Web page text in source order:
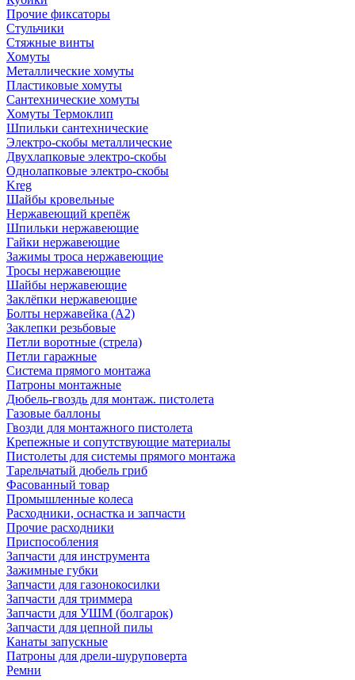
Прочие фиксаторы
Стульчики
Стяжные винты
Хомуты
Металлические хомуты
Пластиковые хомуты
Сантехнические хомуты
Хомуты Термоклип
Шпильки сантехнические
Электро-скобы металлические
Двухлапковые электро-скобы
Однолапковые электро-скобы
Kreg
Шайбы кровельные
Нержавеющий крепёж
Шпильки нержавеющие
Гайки нержавеющие
Зажимы троса нержавеющие
Тросы нержавеющие
Шайбы нержавеющие
Заклёпки нержавеющие
Болты нержавейка (А2)
Заклепки резьбовые
Петли воротные (стрела)
Петли гаражные
Система прямого монтажа
Патроны монтажные
Дюбель-гвоздь для монтаж. пистолета
Газовые баллоны
Гвозди для монтажного пистолета
Крепежные и сопутствующие материалы
Пистолеты для системы прямого монтажа
Тарельчатый дюбель гриб
Фасованный товар
Промышленные колеса
Расходники, оснастка и запчасти
Прочие расходники
Приспособления
Запчасти для инструмента
Зажимные губки
Запчасти для газонокосилки
Запчасти для триммера
Запчасти для УШМ (болгарок)
Запчасти для цепной пилы
Канаты запускные
Патроны для дрели-шуруповерта
Ремни